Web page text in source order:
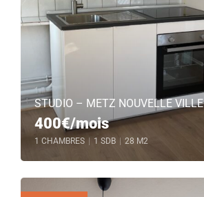
STUDIO – METZ NOUVELLE VILLE
400€/mois
1 CHAMBRES 1 SDB 28 M2